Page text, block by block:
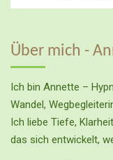
Über mich -
Ich bin Annette –
Wandel,
Ich liebe Tiefe,
das sich entwickelt,